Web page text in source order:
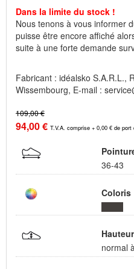
Dans la limite du stock !
Nous tenons à vous informer
puisse être encore affiché
suite à une forte demande
Fabricant : idéalsko S.A.R.L.,
Wissembourg, E-mail :
109,00 €
94,00 € T.V.A. comprise + 0,00 € de
36-43
Coloris
Hauteur
normal